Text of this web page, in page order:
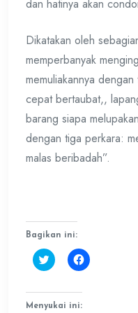
dan hatinya akan
Dikatakan oleh
memperbanyak
memuliakannya
cepat bertaubat,,
barang siapa
dengan tiga perkara:
malas beribadah”.
Bagikan ini:
Klik
untuk
Twitter(Membuka
di
Klik
untuk
Menyukai ini: